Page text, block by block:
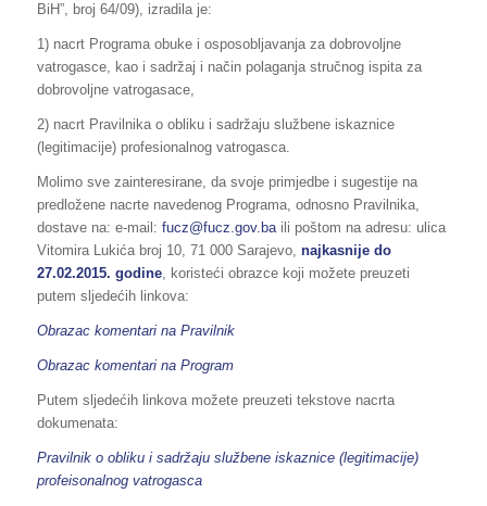
BiH”, broj 64/09), izradila je:
1) nacrt Programa obuke i osposobljavanja za dobrovoljne
vatrogasce, kao i sadržaj i način polaganja stručnog ispita za
dobrovoljne vatrogasace,
2) nacrt Pravilnika o obliku i sadržaju službene iskaznice
(legitimacije) profesionalnog vatrogasca.
Molimo sve zainteresirane, da svoje primjedbe i sugestije na
predložene nacrte navedenog Programa, odnosno Pravilnika,
dostave na: e-mail: fucz@fucz.gov.baili poštom na adresu: ulica
Vitomira Lukića broj 10, 71 000 Sarajevo, najkasnije do
27.02.2015. godine, koristeći obrazce koji možete preuzeti
putem sljedećih linkova:
Obrazac komentari na Pravilnik
Obrazac komentari na Program
Putem sljedećih linkova možete preuzeti tekstove nacrta
dokumenata:
Pravilnik o obliku i sadržaju službene iskaznice (legitimacije)
profeisonalnog vatrogasca